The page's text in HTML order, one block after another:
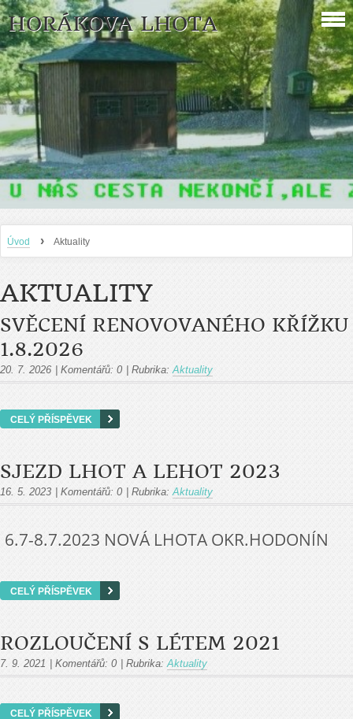
HORÁKOVA LHOTA
Úvod › Aktuality
AKTUALITY
SVĚCENÍ RENOVOVANÉHO KŘÍŽKU
1.8.2026
20. 7. 2026 Komentářů: 0 Rubrika: Aktuality
CELÝ PŘÍSPĚVEK
SJEZD LHOT A LEHOT 2023
16. 5. 2023 Komentářů: 0 Rubrika: Aktuality
6.7-8.7.2023 NOVÁ LHOTA OKR.HODONÍN
CELÝ PŘÍSPĚVEK
ROZLOUČENÍ S LÉTEM 2021
7. 9. 2021 Komentářů: 0 Rubrika: Aktuality
CELÝ PŘÍSPĚVEK